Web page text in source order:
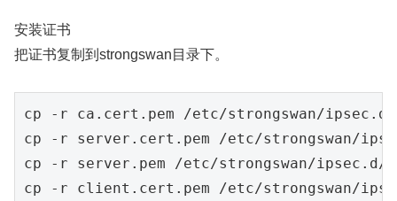
安装证书
把证书复制到strongswan目录下。
cp -r ca .cert .pem /etc/strongswan/
cp -r server .cert .pem /etc/strongswan/
cp -r server .pem /etc/strongswan/ipsec.d/
cp -r client .cert .pem /etc/strongswan/